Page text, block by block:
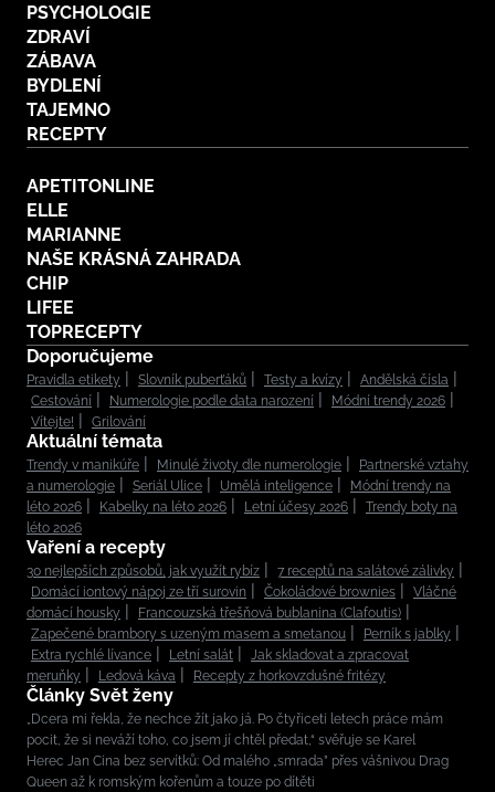
PSYCHOLOGIE
ZDRAVÍ
ZÁBAVA
BYDLENÍ
TAJEMNO
RECEPTY
APETITONLINE
ELLE
MARIANNE
NAŠE KRÁSNÁ ZAHRADA
CHIP
LIFEE
TOPRECEPTY
Doporučujeme
Pravidla etikety Slovník puberťáků Testy a kvízy
Andělská čísla
Cestování
Numerologie podle data narození
Módní trendy 2026
Vítejte!
Grilování
Aktuální témata
Trendy v manikúře Minulé životy dle numerologie
Partnerské vztahy
a numerologie
Seriál Ulice Umělá inteligence
Módní trendy na
léto 2026
Kabelky na léto 2026 Letní účesy 2026
Trendy boty na
léto 2026
Vaření a recepty
30 nejlepších způsobů, jak využít rybíz
7 receptů na salátové zálivky
Domácí iontový nápoj ze tří surovin
Čokoládové brownies
Vláčné
domácí housky
Francouzská třešňová bublanina (Clafoutis)
Zapečené brambory s uzeným masem a smetanou
Perník s jablky
Extra rychlé lívance
Letní salát
Jak skladovat a zpracovat
meruňky
Ledová káva Recepty z horkovzdušné fritézy
Články Svět ženy
„Dcera mi řekla, že nechce žít jako já. Po čtyřiceti letech práce mám
pocit, že si neváží toho, co jsem jí chtěl předat,“ svěřuje se Karel
Herec Jan Cina bez servítků: Od malého „smrada” přes vášnivou Drag
Queen až k romským kořenům a touze po dítěti